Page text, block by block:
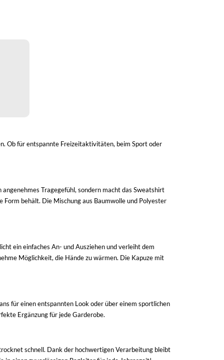
Ob für entspannte Freizeitaktivitäten, beim Sport oder
Tragegefühl, sondern macht das Sweatshirt
behält. Die Mischung aus Baumwolle und Polyester
ein einfaches An- und Ausziehen und verleiht dem
Möglichkeit, die Hände zu wärmen. Die Kapuze mit
für einen entspannten Look oder über einem sportlichen
Ergänzung für jede Garderobe.
schnell. Dank der hochwertigen Verarbeitung bleibt